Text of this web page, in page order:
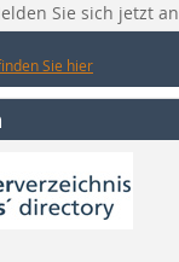
Sie sich jetzt an
Sie hier